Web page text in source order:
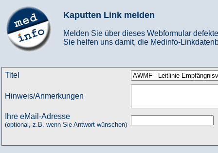
Kaputten Link melden
Melden Sie über dieses Webformular
Sie helfen uns damit, die Medinfo-
Titel
Hinweis/Anmerkungen
Ihre eMail-Adresse
(optional, z.B. wenn Sie Antwort wünschen)